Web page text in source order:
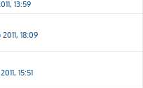
13:59
18:09
15:51